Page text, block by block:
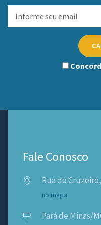
Fale Conosco
Rua do
no mapa
Pará de Minas/